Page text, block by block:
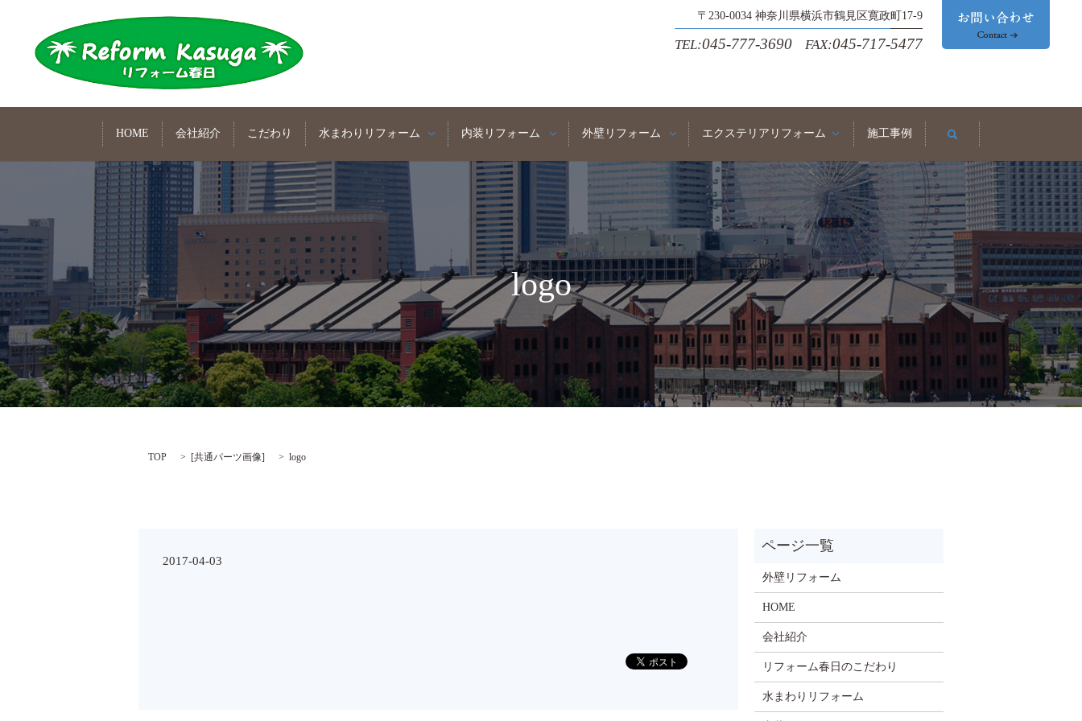
〒230-0034 神奈川県横浜市鶴見区寛政町17-9
TEL:045-777-3690 FAX:045-717-5477
HOME 会社紹介 こだわり 水まわりリフォーム 内装リフォーム 外壁リフォーム エクステリアリフォーム 施工事例
search
logo
TOP [共通パーツ画像] logo
2017-04-03
外壁リフォーム
HOME
会社紹介
リフォーム春日のこだわり
水まわりリフォーム